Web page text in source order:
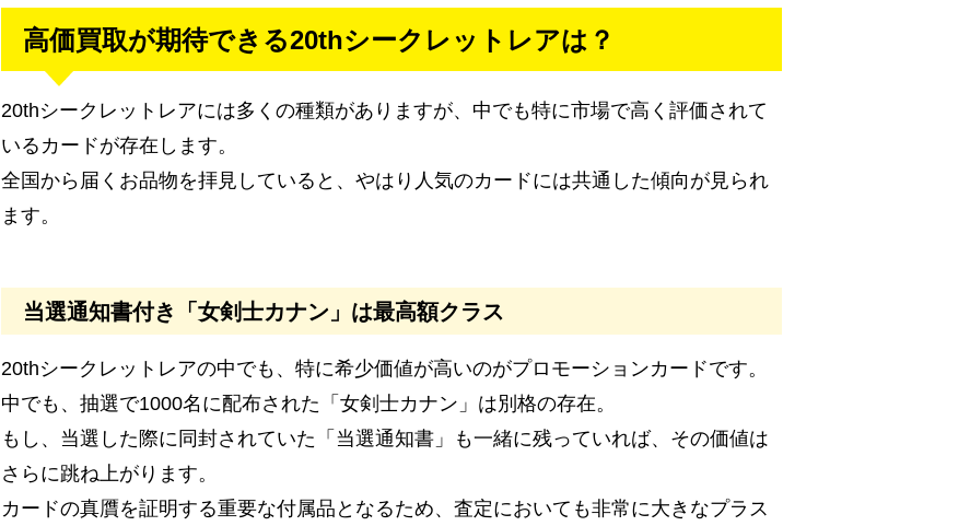
高価買取が期待できる20thシークレットレアは？
20thシークレットレアには多くの種類がありますが、中でも特に市場で高く評価されて
いるカードが存在します。
全国から届くお品物を拝見していると、やはり人気のカードには共通した傾向が見られ
ます。
当選通知書付き「女剣士カナン」は最高額クラス
20thシークレットレアの中でも、特に希少価値が高いのがプロモーションカードです。
中でも、抽選で1000名に配布された「女剣士カナン」は別格の存在。
もし、当選した際に同封されていた「当選通知書」も一緒に残っていれば、その価値は
さらに跳ね上がります。
カードの真贋を証明する重要な付属品となるため、査定においても非常に大きなプラス